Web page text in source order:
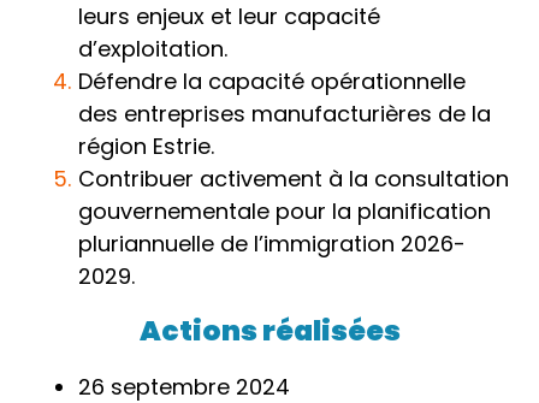
leurs enjeux et leur capacité
d’exploitation.
Défendre la capacité opérationnelle
des entreprises manufacturières de la
région Estrie.
Contribuer activement à la consultation
gouvernementale pour la planification
pluriannuelle de l’immigration 2026-
2029.
Actions réalisées
26 septembre 2024